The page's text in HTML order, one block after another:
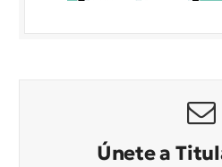
Únete a